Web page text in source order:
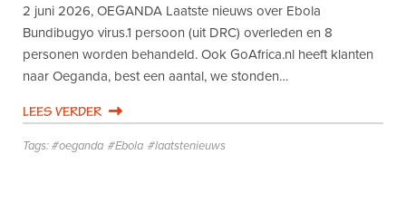
2 juni 2026, OEGANDA Laatste nieuws over Ebola
Bundibugyo virus.1 persoon (uit DRC) overleden en 8
personen worden behandeld. Ook GoAfrica.nl heeft klanten
naar Oeganda, best een aantal, we stonden…
LEES VERDER
Tags: oeganda Ebola laatstenieuws